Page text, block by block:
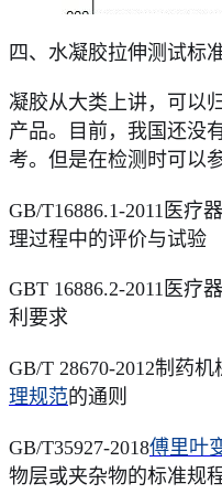
四、水凝胶拉伸测试标
凝胶从大类上讲，可以
产品。目前，我国还没
考。但是在检测时可以
GB/T16886.1-2011医疗
理过程中的评价与试验
GBT 16886.2-2011医疗
利要求
GB/T 28670-2012制药
理规范的通则
GB/T35927-2018傅里叶
物层或夹杂物的标准规